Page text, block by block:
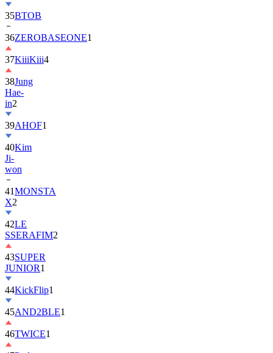
36ZEROBASEONE
37KiiiKiii4
38Jung
Hae-
in2
39AHOF
40Kim
Ji-
won
41MONSTA
X
42LE
SSERAFIM
43SUPER
JUNIOR
44KickFlip
45AND2BLE
46TWICE1
47Park
Bo-